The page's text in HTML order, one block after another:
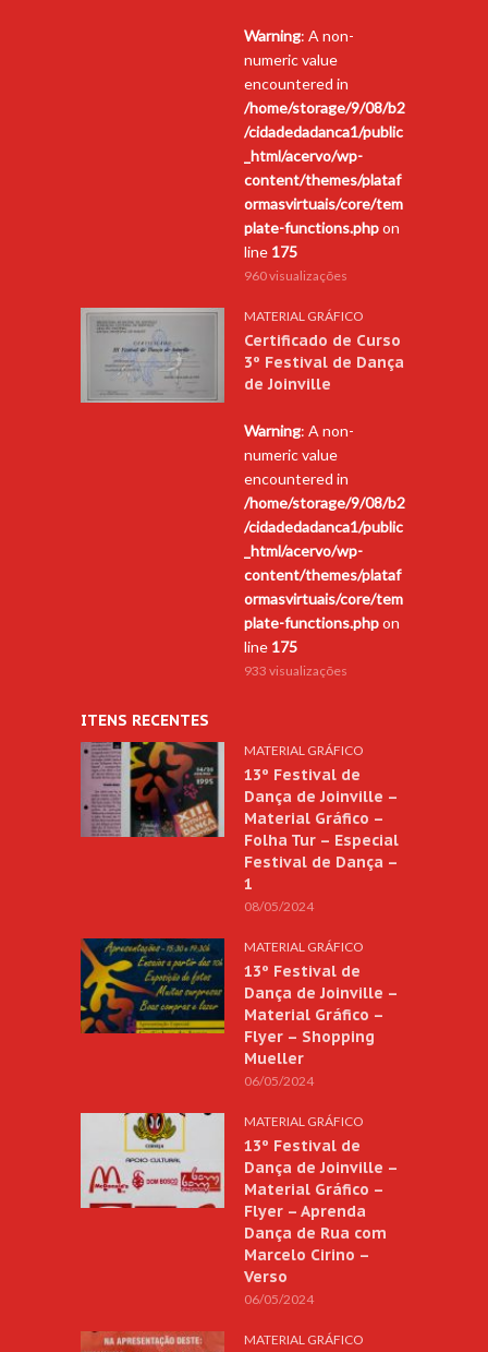
Warning: A non-
numeric value
encountered in
/home/storage/9/08/b2
/cidadedadanca1/public
_html/acervo/wp-
content/themes/plataf
ormasvirtuais/core/tem
plate-functions.phpon
line 175
960 visualizações
MATERIAL GRÁFICO
Certificado de Curso
3º Festival de Dança
de Joinville
Warning: A non-
numeric value
encountered in
/home/storage/9/08/b2
/cidadedadanca1/public
_html/acervo/wp-
content/themes/plataf
ormasvirtuais/core/tem
plate-functions.phpon
line 175
933 visualizações
ITENS RECENTES
MATERIAL GRÁFICO
13º Festival de
Dança de Joinville –
Material Gráfico –
Folha Tur – Especial
Festival de Dança –
1
08/05/2024
MATERIAL GRÁFICO
13º Festival de
Dança de Joinville –
Material Gráfico –
Flyer – Shopping
Mueller
06/05/2024
MATERIAL GRÁFICO
13º Festival de
Dança de Joinville –
Material Gráfico –
Flyer – Aprenda
Dança de Rua com
Marcelo Cirino –
Verso
06/05/2024
MATERIAL GRÁFICO